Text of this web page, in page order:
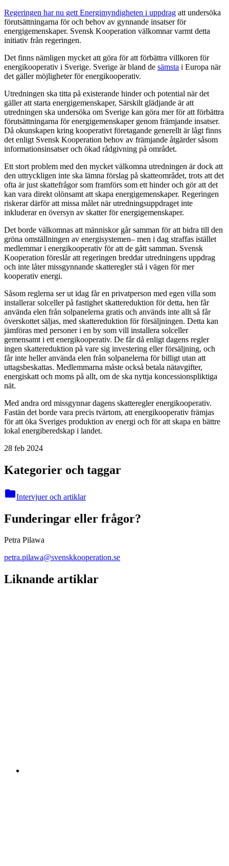
Regeringen har nu gett Energimyndigheten i uppdrag att undersöka
förutsättningarna för och behov av gynnande insatser för
energigemenskaper. Svensk Kooperation välkomnar varmt detta
initiativ från regeringen.
Det finns nämligen mycket att göra för att förbättra villkoren för
energikooperativ i Sverige. Sverige är bland de sämsta i Europa när
det gäller möjligheter för energikooperativ.
Utredningen ska titta på existerande hinder och potential när det
gäller att starta energigemenskaper, Särskilt glädjande är att
utredningen ska undersöka om Sverige kan göra mer för att förbättra
förutsättningarna för energigemenskaper genom främjande insatser.
Då okunskapen kring kooperativt företagande generellt är lågt finns
det enligt Svensk Kooperation behov av främjande åtgärder såsom
informationsinsatser och ökad rådgivning på området.
Ett stort problem med den mycket välkomna utredningen är dock att
den uttryckligen inte ska lämna förslag på skatteområdet, trots att det
ofta är just skattefrågor som framförs som ett hinder och gör att det
kan vara direkt olönsamt att skapa energigemenskaper. Regeringen
riskerar därför att missa målet när utredningsuppdraget inte
inkluderar en översyn av skatter för energigemenskaper.
Det borde välkomnas att människor går samman för att bidra till den
gröna omställningen av energisystemen– men i dag straffas istället
medlemmar i energikooperativ för att de gått samman. Svensk
Kooperation föreslår att regeringen breddar utredningens uppdrag
och inte låter missgynnande skatteregler stå i vägen för mer
kooperativ energi.
Såsom reglerna ser ut idag får en privatperson med egen villa som
installerar solceller på fastighet skattereduktion för detta, hen får
använda elen från solpanelerna gratis och används inte allt så får
överskottet säljas, med skattereduktion för försäljningen. Detta kan
jämföras med personer i en by som vill installera solceller
gemensamt i ett energikooperativ. De får då enligt dagens regler
ingen skattereduktion på vare sig investering eller försäljning, och
får inte heller använda elen från solpanelerna för billigt utan att
uttagsbeskattas. Medlemmarna måste också betala nätavgifter,
energiskatt och moms på allt, om de ska nyttja koncessionspliktiga
nät.
Med andra ord missgynnar dagens skatteregler energikooperativ.
Fastän det borde vara precis tvärtom, att energikooperativ främjas
för att öka Sveriges produktion av energi och för att skapa en bättre
lokal energiberedskap i landet.
28 feb 2024
Kategorier och taggar
folderIntervjuer och artiklar
Funderingar eller frågor?
Petra Pilawa
petra.pilawa@svenskkooperation.se
Liknande artiklar